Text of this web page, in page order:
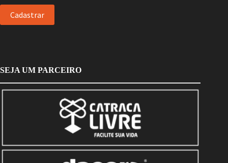
SEJA UM PARCEIRO